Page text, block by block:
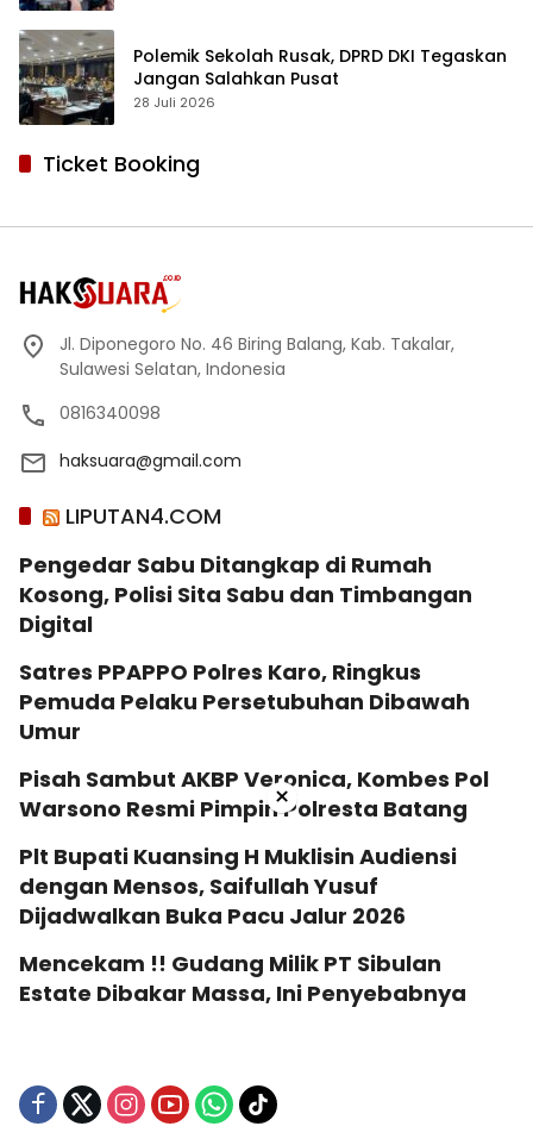
Polemik Sekolah Rusak, DPRD DKI Tegaskan
Jangan Salahkan Pusat
28 Juli 2026
Ticket Booking
Jl. Diponegoro No. 46 Biring Balang, Kab. Takalar,
Sulawesi Selatan, Indonesia
0816340098
haksuara@gmail.com
LIPUTAN4.COM
Pengedar Sabu Ditangkap di Rumah
Kosong, Polisi Sita Sabu dan Timbangan
Digital
Satres PPAPPO Polres Karo, Ringkus
Pemuda Pelaku Persetubuhan Dibawah
Umur
Pisah Sambut AKBP Veronica, Kombes Pol
Warsono Resmi Pimpin Polresta Batang
Plt Bupati Kuansing H Muklisin Audiensi
dengan Mensos, Saifullah Yusuf
Dijadwalkan Buka Pacu Jalur 2026
Mencekam !! Gudang Milik PT Sibulan
Estate Dibakar Massa, Ini Penyebabnya
×